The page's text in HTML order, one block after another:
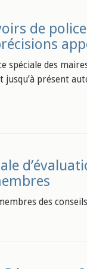
de
spéciale des
jusqu’à présent
des